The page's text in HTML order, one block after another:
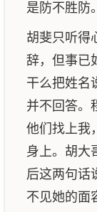
是防不胜防
胡斐只听得
辞，但事已
干么把姓名
并不回答。
他们找上我
身上。胡大
后这两句话
不见她的面